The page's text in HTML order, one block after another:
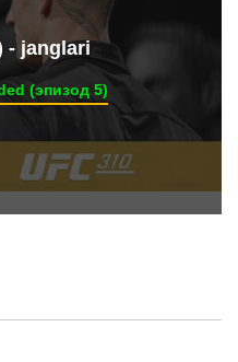
- janglari
(эпизод 5)